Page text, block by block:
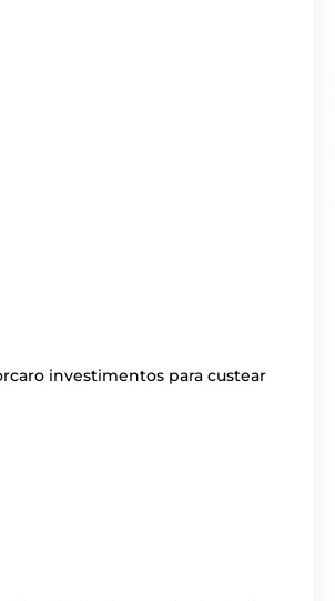
investimentos para custear